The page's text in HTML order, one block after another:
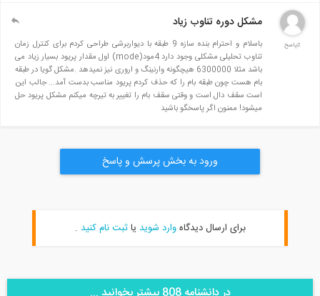
مشکل دوره تناوب زیاد
باسلام و احترام بنده سازه 9 طبقه با دیواربرشی طراحی کردم برای کنترل زمان
تناوب تحلیلی مشکلی وجود دارد 4مود(mode) اول مقدار پریود بسیار زیاد می
باشد مثلا 6300000 هیچگونه وارنینگ و اروری نیز نمیدهد .مشکل گویا در طبقه
بام هست چون طبقه بام را که حذف کردم پریود مناسب بدست آمد... جالب این
است سقف دال است و وقتی سقف بام را تغییر به تیرچه میکنم مشکل پریود حل
میشود! ممنون اگر پاسخگو باشید
ورود به بخش پرسش و پاسخ
برای ارسال دیدگاهوارد شویدیا ثبت نام کنید.